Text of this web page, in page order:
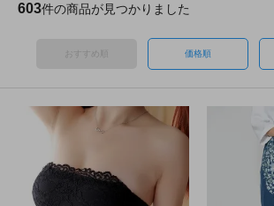
603件の商品が見つかりました
おすすめ順 価格順